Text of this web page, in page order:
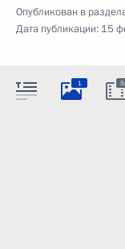
Опубликован в
Дата публикации: 15
1